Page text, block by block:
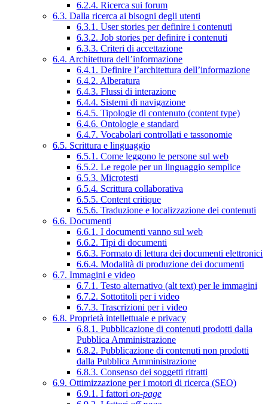
6.2.4. Ricerca sui forum
6.3. Dalla ricerca ai bisogni degli utenti
6.3.1. User stories per definire i contenuti
6.3.2. Job stories per definire i contenuti
6.3.3. Criteri di accettazione
6.4. Architettura dell’informazione
6.4.1. Definire l’architettura dell’informazione
6.4.2. Alberatura
6.4.3. Flussi di interazione
6.4.4. Sistemi di navigazione
6.4.5. Tipologie di contenuto (content type)
6.4.6. Ontologie e standard
6.4.7. Vocabolari controllati e tassonomie
6.5. Scrittura e linguaggio
6.5.1. Come leggono le persone sul web
6.5.2. Le regole per un linguaggio semplice
6.5.3. Microtesti
6.5.4. Scrittura collaborativa
6.5.5. Content critique
6.5.6. Traduzione e localizzazione dei contenuti
6.6. Documenti
6.6.1. I documenti vanno sul web
6.6.2. Tipi di documenti
6.6.3. Formato di lettura dei documenti elettronici
6.6.4. Modalità di produzione dei documenti
6.7. Immagini e video
6.7.1. Testo alternativo (alt text) per le immagini
6.7.2. Sottotitoli per i video
6.7.3. Trascrizioni per i video
6.8. Proprietà intellettuale e privacy
6.8.1. Pubblicazione di contenuti prodotti dalla
Pubblica Amministrazione
6.8.2. Pubblicazione di contenuti non prodotti
dalla Pubblica Amministrazione
6.8.3. Consenso dei soggetti ritratti
6.9. Ottimizzazione per i motori di ricerca (SEO)
6.9.1. I fattori on-page